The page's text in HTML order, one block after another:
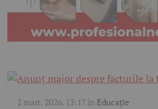
2 mart. 2026, 13:17în Educație